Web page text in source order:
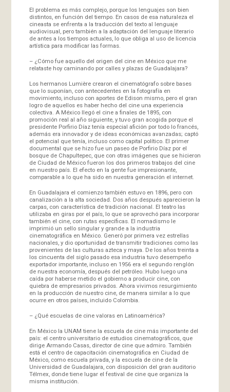
El problema es más complejo, porque los lenguajes son bien
distintos, en función del tiempo. En casos de esa naturaleza el
cineasta se enfrenta a la traducción del texto al lenguaje
audiovisual, pero también a la adaptación del lenguaje literario
de antes a los tiempos actuales, lo que obliga al uso de licencia
artística para modificar las formas.
– ¿Cómo fue aquello del origen del cine en México que me
relataste hoy caminando por calles y plazas de Guadalajara?
Los hermanos Lumière crearon el cinematógrafo sobre bases
que lo suponían, con antecedentes en la fotografía en
movimiento, incluso con aportes de Edison mismo, pero el gran
logro de aquellos es haber hecho del cine una experiencia
colectiva. A México llegó el cine a finales de 1895, con
promoción real al año siguiente, y tuvo gran acogida porque el
presidente Porfirio Díaz tenía especial afición por todo lo francés,
además era innovador y de ideas económicas avanzadas; captó
el potencial que tenía, incluso como capital político. El primer
documental que se hizo fue un paseo de Porfirio Díaz por el
bosque de Chapultepec, que con otras imágenes que se hicieron
de Ciudad de México fueron los dos primeros trabajos del cine
en nuestro país. El efecto en la gente fue impresionante,
comparable a lo que ha sido en nuestra generación el internet.
En Guadalajara el comienzo también estuvo en 1896, pero con
canalización a la alta sociedad. Dos años después aparecieron la
carpas, con característica de tradición nacional. El teatro las
utilizaba en giras por el país, lo que se aprovechó para incorporar
también el cine, con rutas específicas. El nomadismo le
imprimió un sello singular y grande a la industria
cinematográfica en México. Generó por primera vez estrellas
nacionales, y dio oportunidad de transmitir tradiciones como las
provenientes de las culturas azteca y maya. De los años treinta a
los cincuenta del siglo pasado esa industria tuvo desempeño
exportador importante, incluso en 1956 era el segundo renglón
de nuestra economía, después del petróleo. Hubo luego una
caída por haberse metido el gobierno a producir cine, con
quiebra de empresarios privados. Ahora vivimos resurgimiento
en la producción de nuestro cine, de manera similar a lo que
ocurre en otros países, incluido Colombia.
– ¿Qué escuelas de cine valoras en Latinoamérica?
En México la UNAM tiene la escuela de cine más importante del
país: el centro universitario de estudios cinematográficos, que
dirige Armando Casas, director de cine que admiro. También
está el centro de capacitación cinematográfica en Ciudad de
México, como escuela privada, y la escuela de cine de la
Universidad de Guadalajara, con disposición del gran auditorio
Télmex, donde tiene lugar el festival de cine que organiza la
misma institución.